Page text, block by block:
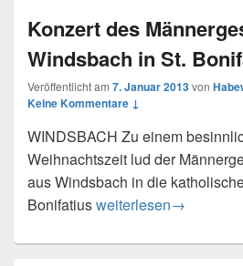
Konzert des
Windsbach in St.
Veröffentlicht am 7. Januar 2013von
Keine Kommentare ↓
WINDSBACH Zu einem
Weihnachtszeit lud der
aus Windsbach in die
BonifatiusKonzert des
weiterlesen→